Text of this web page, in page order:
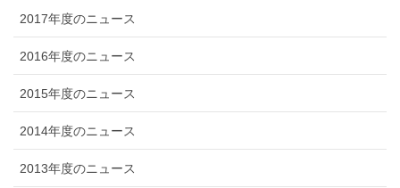
2017年度のニュース
2016年度のニュース
2015年度のニュース
2014年度のニュース
2013年度のニュース